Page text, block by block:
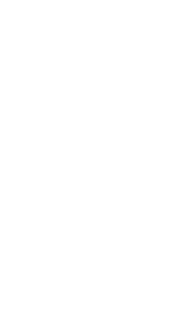
xịt điện của hãng.
cần phun
rút ngắn, kéo dài
cao, phun xa.